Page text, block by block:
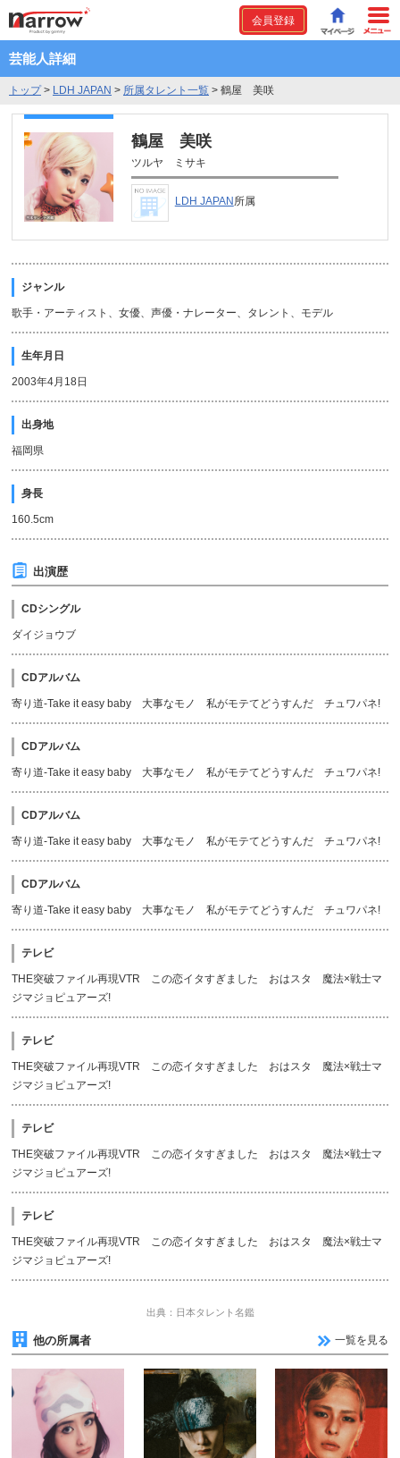
会員登録
芸能人詳細
トップ> LDH JAPAN > 所属タレント一覧 > 鶴屋 美咲
鶴屋 美咲
ツルヤ ミサキ
LDH JAPAN 所属
ジャンル
歌手・アーティスト、女優、声優・ナレーター、タレント、モデル
生年月日
2003年4月18日
出身地
福岡県
身長
160.5cm
出演歴
CDシングル
ダイジョウブ
CDアルバム
寄り道-Take it easy baby 大事なモノ 私がモテてどうすんだ チュワパネ!
CDアルバム
寄り道-Take it easy baby 大事なモノ 私がモテてどうすんだ チュワパネ!
CDアルバム
寄り道-Take it easy baby 大事なモノ 私がモテてどうすんだ チュワパネ!
CDアルバム
寄り道-Take it easy baby 大事なモノ 私がモテてどうすんだ チュワパネ!
テレビ
THE突破ファイル再現VTR この恋イタすぎました おはスタ 魔法×戦士マ
ジマジョピュアーズ!
テレビ
THE突破ファイル再現VTR この恋イタすぎました おはスタ 魔法×戦士マ
ジマジョピュアーズ!
テレビ
THE突破ファイル再現VTR この恋イタすぎました おはスタ 魔法×戦士マ
ジマジョピュアーズ!
テレビ
THE突破ファイル再現VTR この恋イタすぎました おはスタ 魔法×戦士マ
ジマジョピュアーズ!
出典：日本タレント名鑑
他の所属者 一覧を見る